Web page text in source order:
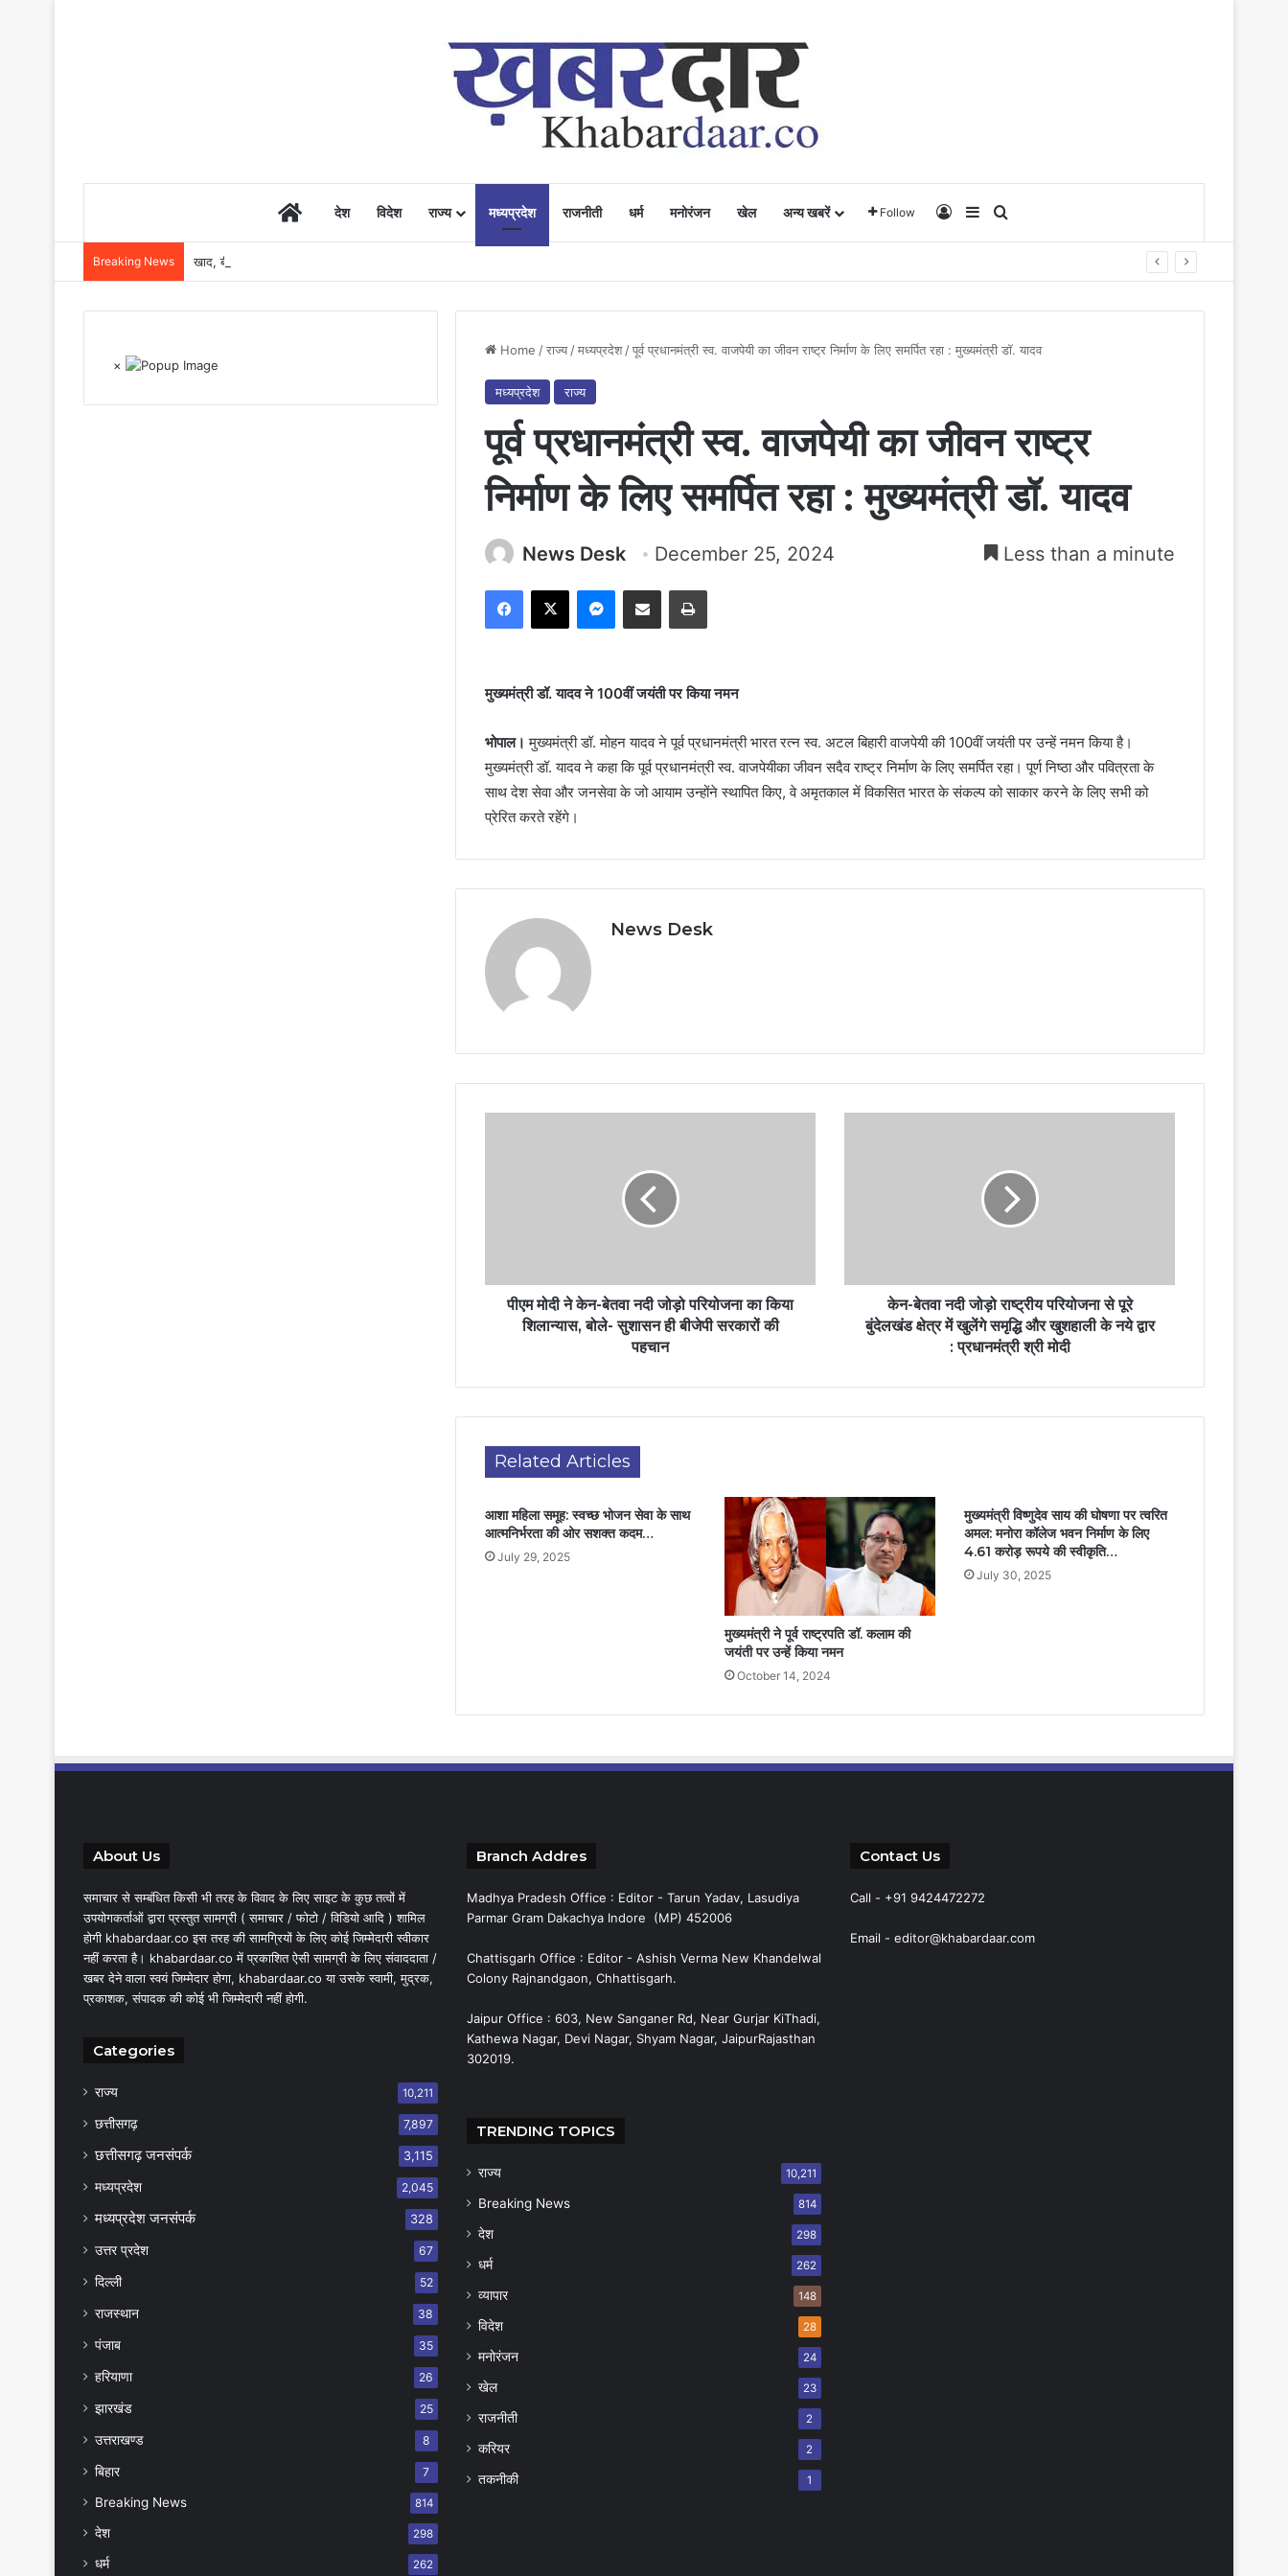
Homeदेश विदेश राज्य मध्यप्रदेश राजनीती धर्म मनोरंजन खेल अन्य खबरें Follow Log InSidebar
Breaking News खाद, बीज और उर्वरकों की समय पर उपलब्धता से किसानों में उत्साह, नैनो डीएपी और नैनो यूरिया बने किसानों के भरोसेमंद कृषि साथी…..
Home /राज्य /मध्यप्रदेश /पूर्व प्रधानमंत्री स्व. वाजपेयी का जीवन राष्ट्र निर्माण के लिए समर्पित रहा : मुख्यमंत्री डॉ. यादव
मध्यप्रदेश राज्य
पूर्व प्रधानमंत्री स्व. वाजपेयी का जीवन राष्ट्र
निर्माण के लिए समर्पित रहा : मुख्यमंत्री डॉ. यादव
News Desk December 25, 2024 Less than a minute
Facebook
X Messenger
Share via Email Print
मुख्यमंत्री डॉ. यादव ने 100वीं जयंती पर किया नमन
भोपाल। मुख्यमंत्री डॉ. मोहन यादव ने पूर्व प्रधानमंत्री भारत रत्न स्व. अटल बिहारी वाजपेयी की 100वीं जयंती पर उन्हें नमन किया है।
मुख्यमंत्री डॉ. यादव ने कहा कि पूर्व प्रधानमंत्री स्व. वाजपेयीका जीवन सदैव राष्ट्र निर्माण के लिए समर्पित रहा। पूर्ण निष्ठा और पवित्रता के
साथ देश सेवा और जनसेवा के जो आयाम उन्होंने स्थापित किए, वे अमृतकाल में विकसित भारत के संकल्प को साकार करने के लिए सभी को
प्रेरित करते रहेंगे।
News Desk
पीएम मोदी ने केन-बेतवा नदी जोड़ो परियोजना का किया
शिलान्यास, बोले- सुशासन ही बीजेपी सरकारों की
पहचान
केन-बेतवा नदी जोड़ो राष्ट्रीय परियोजना से पूरे
बुंदेलखंड क्षेत्र में खुलेंगे समृद्धि और खुशहाली के नये द्वार
: प्रधानमंत्री श्री मोदी
Related Articles
आशा महिला समूह: स्वच्छ भोजन सेवा के साथ
आत्मनिर्भरता की ओर सशक्त कदम…
July 29, 2025
मुख्यमंत्री ने पूर्व राष्ट्रपति डॉ. कलाम की
जयंती पर उन्हें किया नमन
October 14, 2024
मुख्यमंत्री विष्णुदेव साय की घोषणा पर त्वरित
अमल: मनोरा कॉलेज भवन निर्माण के लिए
4.61 करोड़ रूपये की स्वीकृति…
July 30, 2025
×
About Us
समाचार से सम्बंधित किसी भी तरह के विवाद के लिए साइट के कुछ तत्वों में
उपयोगकर्ताओं द्वारा प्रस्तुत सामग्री ( समाचार / फोटो / विडियो आदि ) शामिल
होगी khabardaar.co इस तरह की सामग्रियों के लिए कोई जिम्मेदारी स्वीकार
नहीं करता है। khabardaar.co में प्रकाशित ऐसी सामग्री के लिए संवाददाता /
खबर देने वाला स्वयं जिम्मेदार होगा, khabardaar.co या उसके स्वामी, मुद्रक,
प्रकाशक, संपादक की कोई भी जिम्मेदारी नहीं होगी.
Categories
राज्य 10,211
छत्तीसगढ़ 7,897
छत्तीसगढ़ जनसंपर्क 3,115
मध्यप्रदेश 2,045
मध्यप्रदेश जनसंपर्क 328
उत्तर प्रदेश 67
दिल्ली 52
राजस्थान 38
पंजाब 35
हरियाणा 26
झारखंड 25
उत्तराखण्ड 8
बिहार 7
Breaking News 814
देश 298
धर्म 262
Branch Addres
Madhya Pradesh Office : Editor - Tarun Yadav, Lasudiya
Parmar Gram Dakachya Indore (MP) 452006
Chattisgarh Office : Editor - Ashish Verma New Khandelwal
Colony Rajnandgaon, Chhattisgarh.
Jaipur Office : 603, New Sanganer Rd, Near Gurjar KiThadi,
Kathewa Nagar, Devi Nagar, Shyam Nagar, JaipurRajasthan
302019.
TRENDING TOPICS
राज्य 10,211
Breaking News 814
देश 298
धर्म 262
व्यापार 148
विदेश 28
मनोरंजन 24
खेल 23
राजनीती 2
करियर 2
तकनीकी 1
Contact Us
Call - +91 9424472272
Email - editor@khabardaar.com